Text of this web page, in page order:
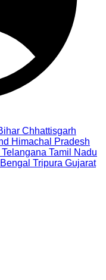
Chhattisgarh
Himachal Pradesh
Telangana Tamil Nadu
Tripura Gujarat